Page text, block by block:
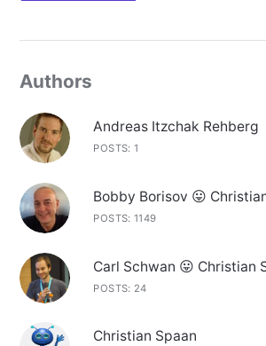
Authors
Andreas Itzchak Rehberg
POSTS: 1
Bobby Borisov 😛
POSTS: 1149
Carl Schwan 😛 Christian
POSTS: 24
Christian Spaan